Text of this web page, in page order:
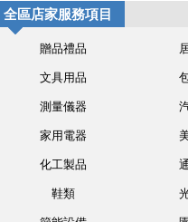
全區店家服務項目
贈品禮品
文具用品
測量儀器
家用電器
化工製品
鞋類